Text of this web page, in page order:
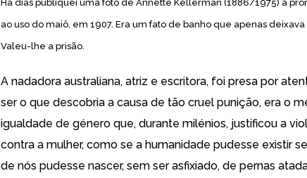
Há dias publiquei uma foto de Annette Kellerman (1886/1975) a
ao uso do maiô, em 1907. Era um fato de banho que apenas
Valeu-lhe a prisão.
A nadadora australiana, atriz e escritora, foi presa por
ser o que descobria a causa de tão cruel punição, era o
igualdade de género que, durante milénios, justificou a
contra a mulher, como se a humanidade pudesse existir
de nós pudesse nascer, sem ser asfixiado, de pernas